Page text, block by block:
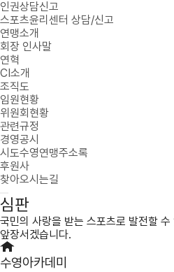
인권상담신고
스포츠윤리센터 상담/신고
연맹소개
회장 인사말
연혁
CI소개
조직도
임원현황
위원회현황
관련규정
경영공시
시도수영연맹주소록
후원사
찾아오시는길
심판
국민의 사랑을 받는 스포츠로 발전할 수
앞장서겠습니다.
수영아카데미